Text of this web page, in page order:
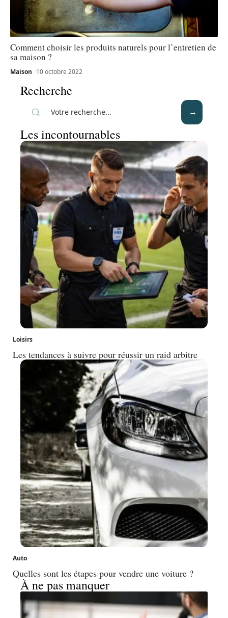
Comment choisir les produits naturels pour l’entretien de
sa maison ?
Maison 10 octobre 2022
Recherche
Les incontournables
Loisirs
Les tendances à suivre pour réussir un raid arbitre
Auto
Quelles sont les étapes pour vendre une voiture ?
À ne pas manquer